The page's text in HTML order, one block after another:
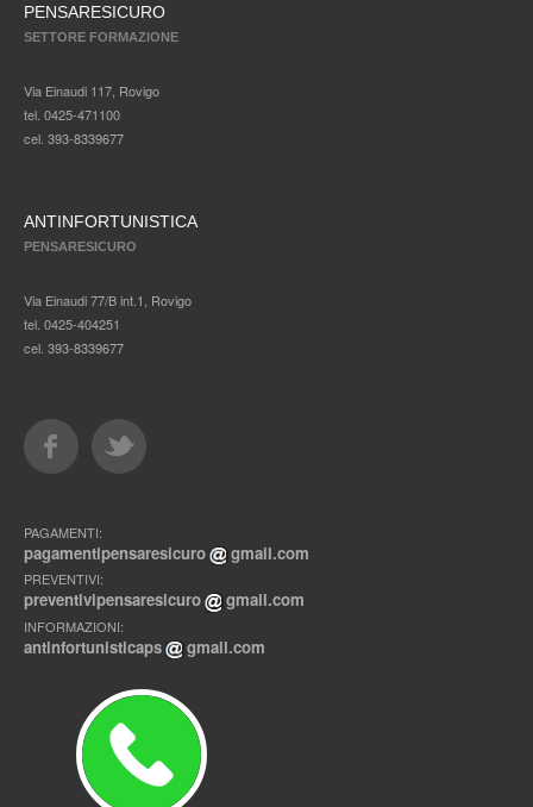
PENSARESICURO
SETTORE FORMAZIONE
Via Einaudi 117, Rovigo
tel. 0425-471100
cel. 393-8339677
ANTINFORTUNISTICA
PENSARESICURO
Via Einaudi 77/B int.1, Rovigo
tel. 0425-404251
cel. 393-8339677
PAGAMENTI:
pagamentipensaresicuro gmail.com
PREVENTIVI:
preventivipensaresicuro gmail.com
INFORMAZIONI:
antinfortunisticaps gmail.com